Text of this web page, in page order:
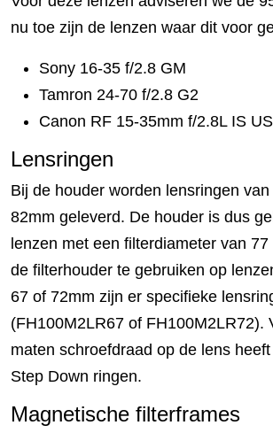
nu toe zijn de lenzen waar dit voor
Sony 16-35 f/2.8 GM
Tamron 24-70 f/2.8 G2
Canon RF 15-35mm f/2.8L IS
Lensringen
Bij de houder worden lensringen
82mm geleverd. De houder is dus
lenzen met een filterdiameter van
de filterhouder te gebruiken op
67 of 72mm zijn er specifieke
(FH100M2LR67 of FH100M2LR72).
maten schroefdraad op de lens
Step Down ringen.
Magnetische filterframes